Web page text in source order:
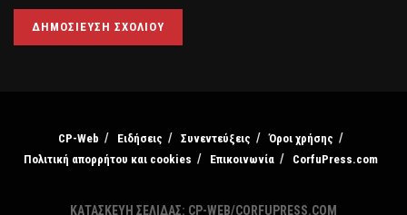
CP-Web Ειδήσεις Συνεντεύξεις
Όροι χρήσης
Πολιτική απορρήτου και cookies
Επικοινωνία CorfuPress.com
ΚΑΤΑΣΚΕΥΗ ΣΕΛΙΔΑΣ: CP-WEB/CORFUPRESS.COM